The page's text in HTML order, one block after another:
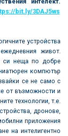
bit.ly/3DAJ5ws
устройства
живот.
си неща по добре
компютър
се не само с
от възможности и
технологии, т.е.
дронове,
приложения
на интелигентно